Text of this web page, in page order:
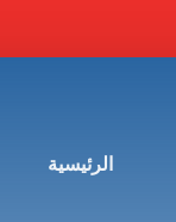
الرئيسية